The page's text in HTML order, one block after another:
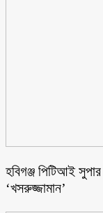
হবিগঞ্জ পিটিআই
‘খসরুজ্জামান’